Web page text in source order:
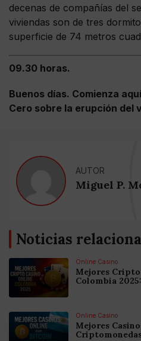
decenas de compañías del
viviendas son de tres
superficie de 74 metros
09.30 horas.
Buenos días. Comienza
Cero sobre la erupción del
AUTOR
Miguel P.
Noticias
Online Casino
Mejores
Colombia
Online Casino
Mejores